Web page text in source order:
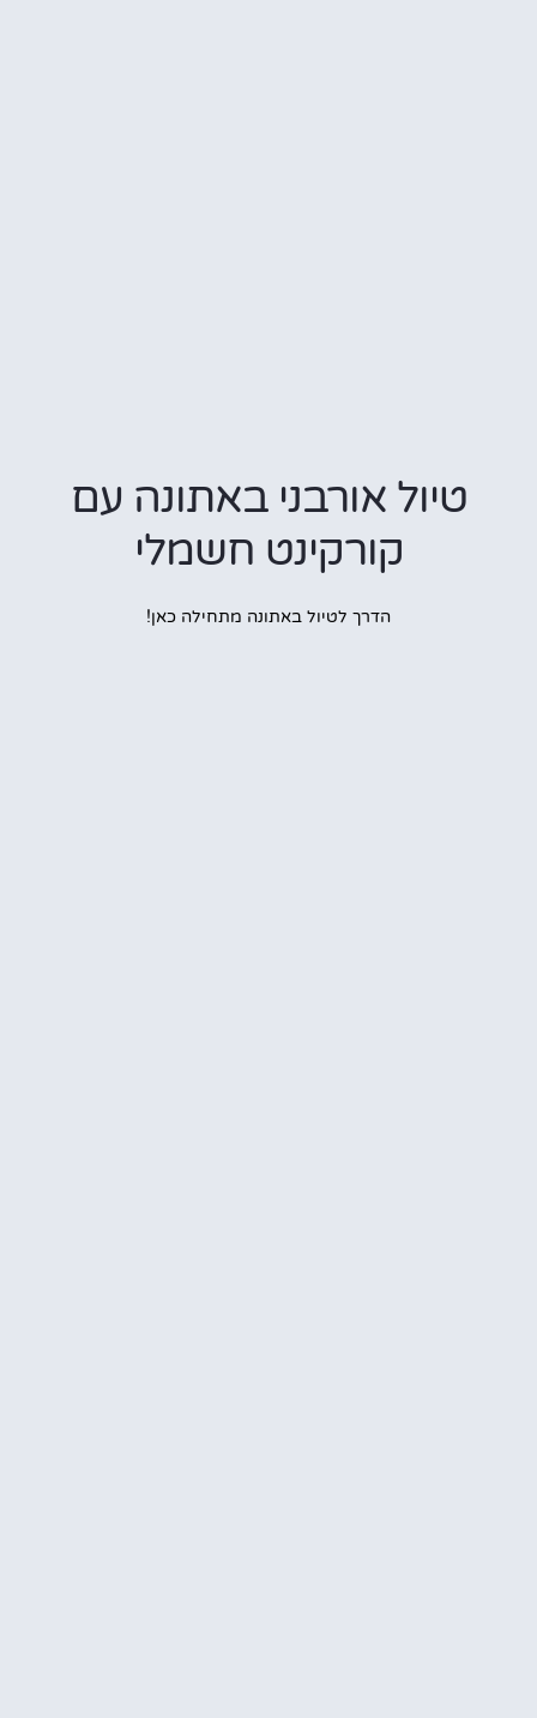
אורבני באתונה עם
קורקינט חשמלי
הדרך לטיול באתונה מתחילה כאן!